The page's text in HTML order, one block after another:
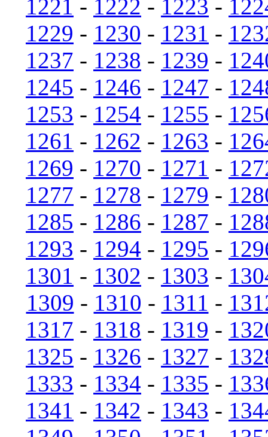
1221 - 1222 - 1223 -
1229 - 1230 - 1231 -
1237 - 1238 - 1239 -
1245 - 1246 - 1247 -
1253 - 1254 - 1255 -
1261 - 1262 - 1263 -
1269 - 1270 - 1271 -
1277 - 1278 - 1279 -
1285 - 1286 - 1287 -
1293 - 1294 - 1295 -
1301 - 1302 - 1303 -
1309 - 1310 - 1311 -
1317 - 1318 - 1319 -
1325 - 1326 - 1327 -
1333 - 1334 - 1335 -
1341 - 1342 - 1343 -